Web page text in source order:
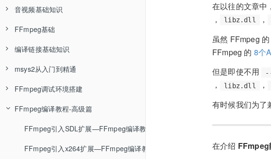
音视频基础知识
RGB色彩空间—音视频基础知识
YUV色彩空间—音视频基础知识
RGB与YUV相互转换—音视频基础知识
YUV数据分析—音视频基础知识
编码压缩介绍—音视频基础知识
封装格式介绍—音视频基础知识
FLV封装格式—音视频基础知识
FFmpeg基础
FFmpeg介绍—FFmpeg基础
FFmpeg安装—FFmpeg基础
ffmpeg封装格式转换—FFmpeg基础
ffmpeg命令参数类型—FFmpeg基础
ffmpeg编码格式转换—FFmpeg基础
ffplay基本使用—FFmpeg基础
编译链接基础知识
Linux环境编译单个C程序文件—编译链接基础知识
Linux环境编译多个C程序文件—编译链接基础知识
Linux环境编译静态库—编译链接基础知识
Linux环境封装静态库—编译链接基础知识
Linux环境编译动态库—编译链接基础知识
msys2从入门到精通
msys2介绍
什么是包管理器
pacman包管理器介绍
msys2_shell.cmd源码分析
FFmpeg调试环境搭建
用Ubuntu18与clion调试FFmpeg源码—FFmpeg调试环境搭建
用msys2与mingw编译FFmpeg—FFmpeg调试环境搭建
用msys2与msvc编译FFmpeg—FFmpeg调试环境搭建
FFmpeg编译教程-高级篇
FFmpeg引入SDL扩展—FFmpeg编译教程
FFmpeg引入x264扩展—FFmpeg编译教程
在以往的文章中
， libz.dll ，
虽然 FFmpeg 的
FFmpeg 的 8个
但是即使不用
， libz.dll ，
有时候我们为了
在介绍 FFmpeg